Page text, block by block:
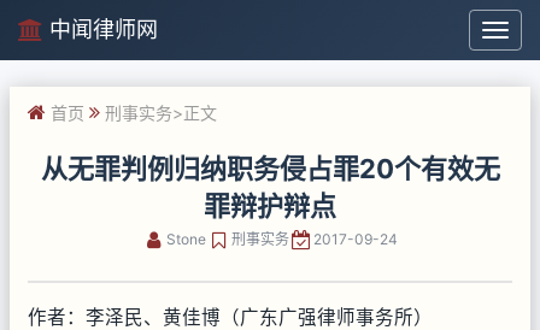
中
闻
律
中闻律师网
首页 刑事实务>正文
从无罪判例归纳职务侵占罪20个有效无
罪辩护辩点
Stone 刑事实务 2017-09-24
作者：李泽民、黄佳博（广东广强律师事务所）